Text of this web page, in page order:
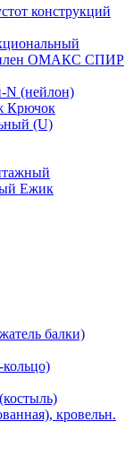
конструкций
ОМАКС СПИР
N (нейлон)
Крючок
(U)
Ежик
балки)
кровельн.